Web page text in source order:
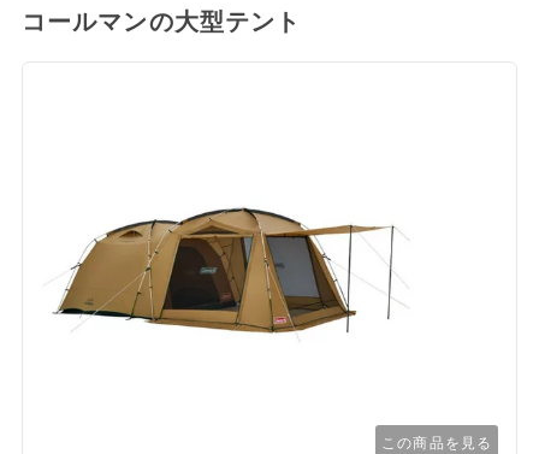
コールマンの大型テント
この商品を見る